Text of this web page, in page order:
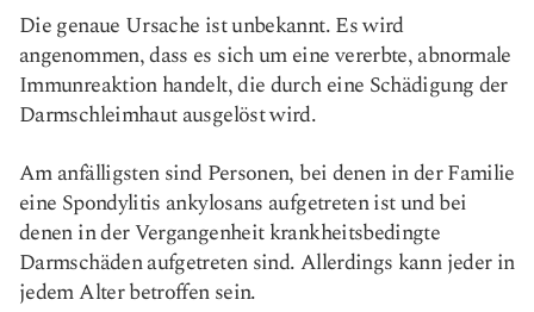
Die genaue Ursache ist unbekannt. Es wird
angenommen, dass es sich um eine vererbte, abnormale
Immunreaktion handelt, die durch eine Schädigung der
Darmschleimhaut ausgelöst wird.
Am anfälligsten sind Personen, bei denen in der Familie
eine Spondylitis ankylosans aufgetreten ist und bei
denen in der Vergangenheit krankheitsbedingte
Darmschäden aufgetreten sind. Allerdings kann jeder in
jedem Alter betroffen sein.